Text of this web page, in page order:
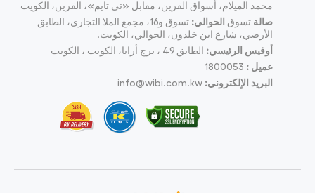
محمد الميلام، أسواق القرين، مقابل «تي تايم»، القرين، الكويت
صالة تسوق الحوالي:
تسوق و16، مجمع الملا التجاري، الطابق
الأرضي، شارع ابن خلدون، الحوالي، الكويت.
أوفيس الرئيسي: الطابق 49 ، برج أرايا، الكويت ، الكويت
عميل : 1800053
البريد الإلكتروني: info@wibi.com.kw